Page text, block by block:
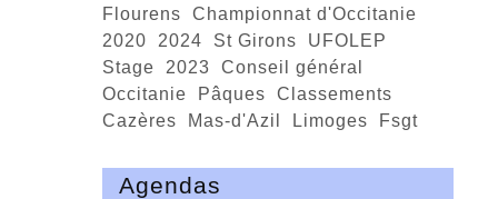
Flourens
championnat d'Occitanie
2020
2024 St Girons
UFOLEP
stage
2023
conseil général
Occitanie
Pâques
classements
Cazères
Mas-d'Azil Limoges fsgt
Agendas